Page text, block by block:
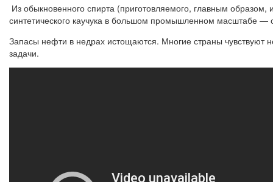
Из обыкновенного спирта (приготовляемого, главным образом,
синтетического каучука в большом промышленном масштабе —
Запасы нефти в недрах истощаются. Многие страны чувствуют
задачи.